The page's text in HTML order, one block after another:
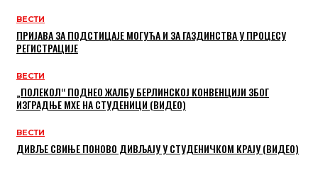
ВЕСТИ
ПРИЈАВА ЗА ПОДСТИЦАЈЕ МОГУЋА И ЗА ГАЗДИНСТВА У ПРОЦЕСУ
РЕГИСТРАЦИЈЕ
ВЕСТИ
„ПОЛЕКОЛ“ ПОДНЕО ЖАЛБУ БЕРЛИНСКОЈ КОНВЕНЦИЈИ ЗБОГ
ИЗГРАДЊЕ МХЕ НА СТУДЕНИЦИ (ВИДЕО)
ВЕСТИ
ДИВЉЕ СВИЊЕ ПОНОВО ДИВЉАЈУ У СТУДЕНИЧКОМ КРАЈУ (ВИДЕО)